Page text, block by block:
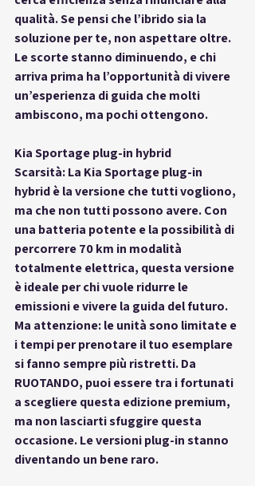
qualità. Se pensi che l’ibrido sia la
soluzione per te, non aspettare oltre.
Le scorte stanno diminuendo, e chi
arriva prima ha l’opportunità di vivere
un’esperienza di guida che molti
ambiscono, ma pochi ottengono.
Kia Sportage plug-in hybrid
Scarsità: La Kia Sportage plug-in
hybrid è la versione che tutti vogliono,
ma che non tutti possono avere. Con
una batteria potente e la possibilità di
percorrere 70 km in modalità
totalmente elettrica, questa versione
è ideale per chi vuole ridurre le
emissioni e vivere la guida del futuro.
Ma attenzione: le unità sono limitate e
i tempi per prenotare il tuo esemplare
si fanno sempre più ristretti. Da
RUOTANDO, puoi essere tra i fortunati
a scegliere questa edizione premium,
ma non lasciarti sfuggire questa
occasione. Le versioni plug-in stanno
diventando un bene raro.